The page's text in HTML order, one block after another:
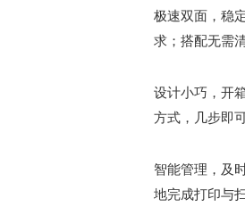
极速双面，稳
求；搭配无需
设计小巧，开
方式，几步即
智能管理，及
地完成打印与